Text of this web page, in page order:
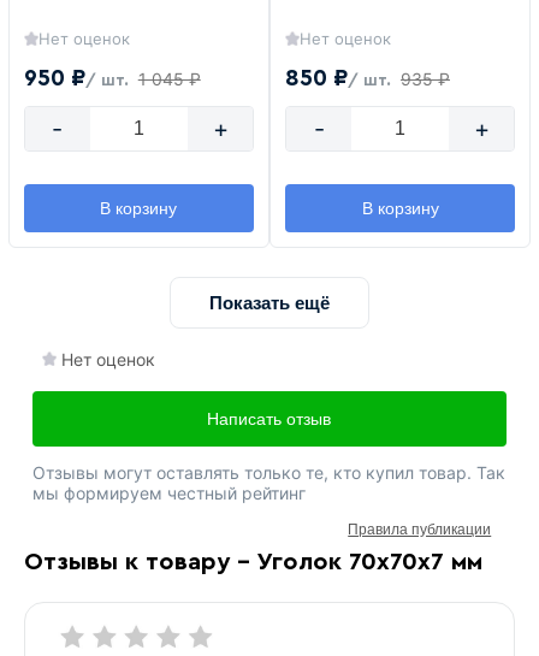
Нет оценок
950 ₽/ шт. 1 045 ₽
- +
В корзину
Нет оценок
850 ₽/ шт. 935 ₽
- +
В корзину
Показать ещё
Отзывы к товару - Уголок 70х70х7 мм
Нет оценок
Написать отзыв
Отзывы могут оставлять только те, кто купил товар. Так
мы формируем честный рейтинг
Правила публикации